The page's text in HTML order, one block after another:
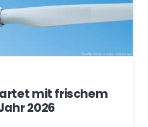
mit frischem
2026